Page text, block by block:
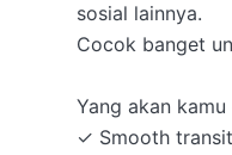
sosial lainnya.
Cocok banget
Yang akan
✓ Smooth